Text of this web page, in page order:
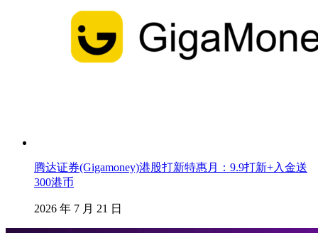
腾达证券(Gigamoney)港股打新特惠月：9.9打新+入金送
300港币
2026 年 7 月 21 日